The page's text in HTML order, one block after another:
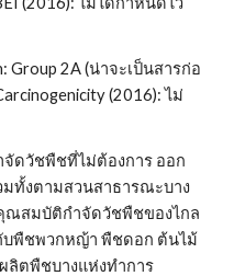
Group 2A (น่าจะเป็นสารก่อ
(2016): ไม่
จัดวัชพืชที่ไม่ต้องการ ออก
มทั้งตามสวนสาธารณะบาง
ณสมบัติกำจัดวัชพืชของไกล
บพืชพวกหญ้า พืชดอก ต้นไม้
ลิตพืชบางแห่งทำการ